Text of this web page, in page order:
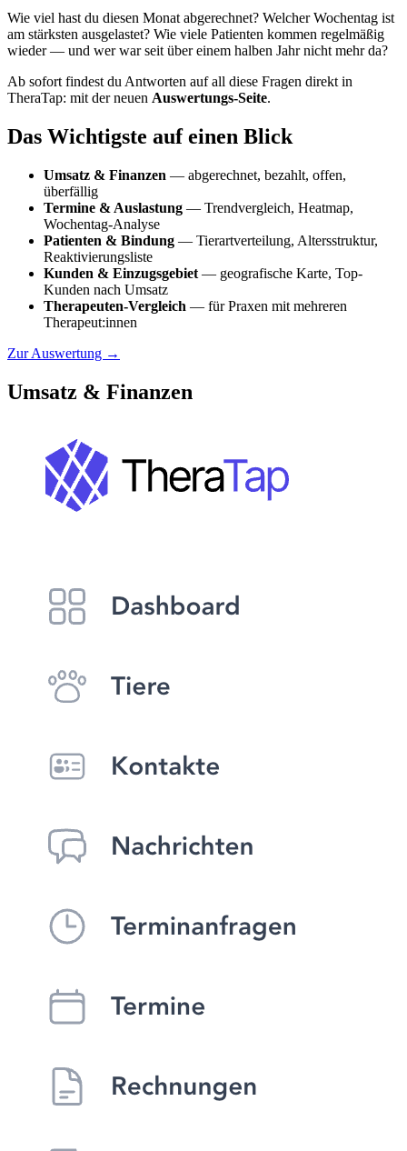
Wie viel hast du diesen Monat abgerechnet? Welcher Wochentag ist
am stärksten ausgelastet? Wie viele Patienten kommen regelmäßig
wieder — und wer war seit über einem halben Jahr nicht mehr da?
Ab sofort findest du Antworten auf all diese Fragen direkt in
TheraTap: mit der neuen Auswertungs-Seite.
Das Wichtigste auf einen Blick
Umsatz & Finanzen — abgerechnet, bezahlt, offen,
überfällig
Termine & Auslastung — Trendvergleich, Heatmap,
Wochentag-Analyse
Patienten & Bindung — Tierartverteilung, Altersstruktur,
Reaktivierungsliste
Kunden & Einzugsgebiet — geografische Karte, Top-
Kunden nach Umsatz
Therapeuten-Vergleich — für Praxen mit mehreren
Therapeut:innen
Zur Auswertung →
Umsatz & Finanzen